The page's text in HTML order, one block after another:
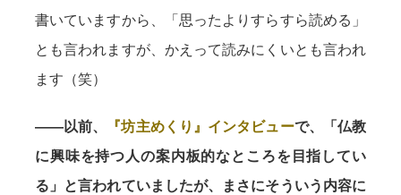
書いていますから、「思ったよりすらすら読める」
とも言われますが、かえって読みにくいとも言われ
ます（笑）
——以前、 『坊主めくり』インタビューで、「仏教
に興味を持つ人の案内板的なところを目指してい
る」と言われていましたが、まさにそういう内容に